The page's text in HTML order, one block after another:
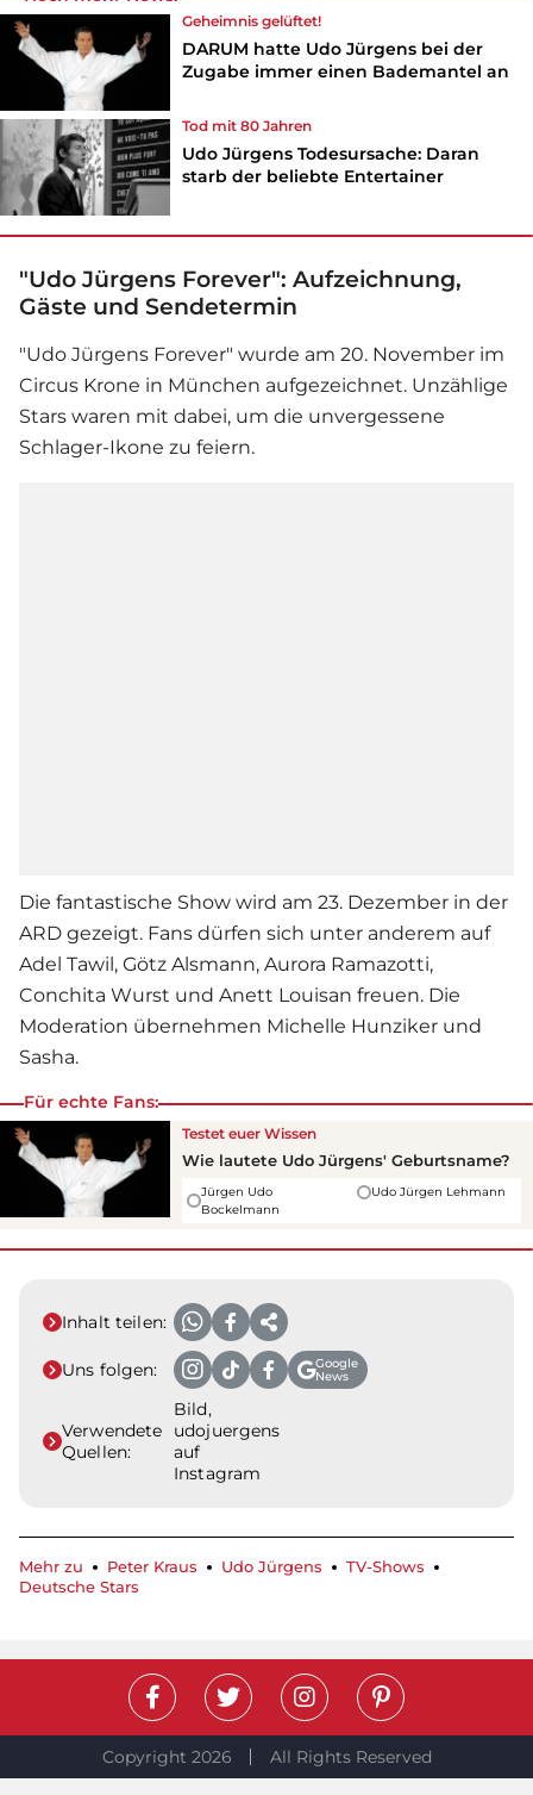
Geheimnis gelüftet!
DARUM hatte Udo Jürgens bei der
Zugabe immer einen Bademantel an
Tod mit 80 Jahren
Udo Jürgens Todesursache: Daran
starb der beliebte Entertainer
"Udo Jürgens Forever": Aufzeichnung,
Gäste und Sendetermin
"Udo Jürgens Forever" wurde am 20. November im
Circus Krone in München aufgezeichnet. Unzählige
Stars waren mit dabei, um die unvergessene
Schlager-Ikone zu feiern.
Die fantastische Show wird am 23. Dezember in der
ARD gezeigt. Fans dürfen sich unter anderem auf
Adel Tawil, Götz Alsmann, Aurora Ramazotti,
Conchita Wurst und Anett Louisan freuen. Die
Moderation übernehmen Michelle Hunziker und
Sasha.
Für echte Fans:
Testet euer Wissen
Wie lautete Udo Jürgens' Geburtsname?
Jürgen Udo
Bockelmann
Udo Jürgen Lehmann
Inhalt teilen:
Uns folgen:
Google
News
Verwendete
Quellen:
Bild,
udojuergens
auf
Instagram
Mehr zu Peter Kraus Udo Jürgens
TV-Shows
Deutsche Stars
Copyright 2026 All Rights Reserved